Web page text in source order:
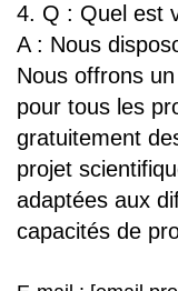
4. Q : Quel est
A : Nous
Nous offrons
pour tous les
gratuitement
projet
adaptées aux
capacités de